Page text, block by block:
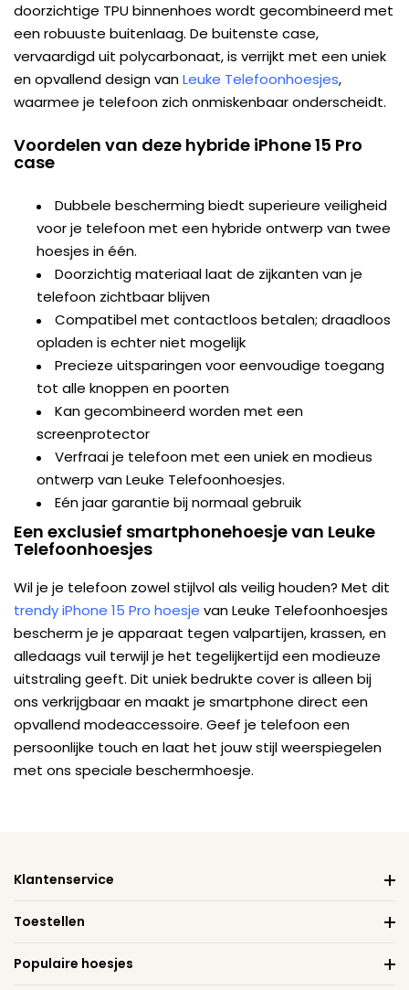
doorzichtige TPU binnenhoes wordt gecombineerd met
een robuuste buitenlaag. De buitenste case,
vervaardigd uit polycarbonaat, is verrijkt met een uniek
en opvallend design vanLeuke Telefoonhoesjes,
waarmee je telefoon zich onmiskenbaar onderscheidt.
Voordelen van deze hybride iPhone 15 Pro
case
Dubbele bescherming biedt superieure veiligheid
voor je telefoon met een hybride ontwerp van twee
hoesjes in één.
Doorzichtig materiaal laat de zijkanten van je
telefoon zichtbaar blijven
Compatibel met contactloos betalen; draadloos
opladen is echter niet mogelijk
Precieze uitsparingen voor eenvoudige toegang
tot alle knoppen en poorten
Kan gecombineerd worden met een
screenprotector
Verfraai je telefoon met een uniek en modieus
ontwerp van Leuke Telefoonhoesjes.
Eén jaar garantie bij normaal gebruik
Een exclusief smartphonehoesje van Leuke
Telefoonhoesjes
Wil je je telefoon zowel stijlvol als veilig houden? Met dit
trendy iPhone 15 Pro hoesje van Leuke Telefoonhoesjes
bescherm je je apparaat tegen valpartijen, krassen, en
alledaags vuil terwijl je het tegelijkertijd een modieuze
uitstraling geeft. Dit uniek bedrukte cover is alleen bij
ons verkrijgbaar en maakt je smartphone direct een
opvallend modeaccessoire. Geef je telefoon een
persoonlijke touch en laat het jouw stijl weerspiegelen
met ons speciale beschermhoesje.
Klantenservice
Toestellen
Populaire hoesjes